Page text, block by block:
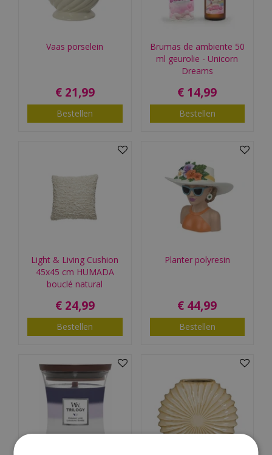
Vaas porselein
€ 21,99
Bestellen
Brumas de ambiente 50
ml geurolie - Unicorn
Dreams
€ 14,99
Bestellen
Light & Living Cushion
45x45 cm HUMADA
bouclé natural
€ 24,99
Bestellen
Planter polyresin
€ 44,99
Bestellen